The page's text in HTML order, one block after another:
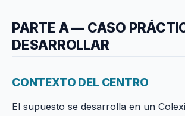
PARTE A — CASO
DESARROLLAR
CONTEXTO DEL CENTRO
El supuesto se desarrolla en un